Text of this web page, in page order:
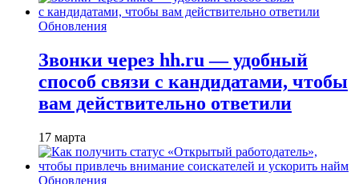
Обновления
Звонки через hh.ru — удобный
способ связи с кандидатами, чтобы
вам действительно ответили
17 марта
Обновления